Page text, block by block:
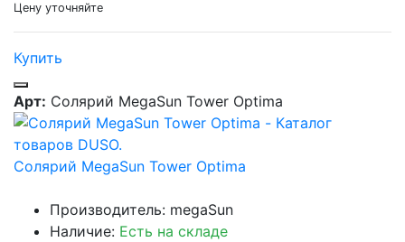
Цену уточняйте
Купить
Арт: Солярий MegaSun Tower Optima
Солярий MegaSun Tower Optima
Производитель: megaSun
Наличие: Есть на складе